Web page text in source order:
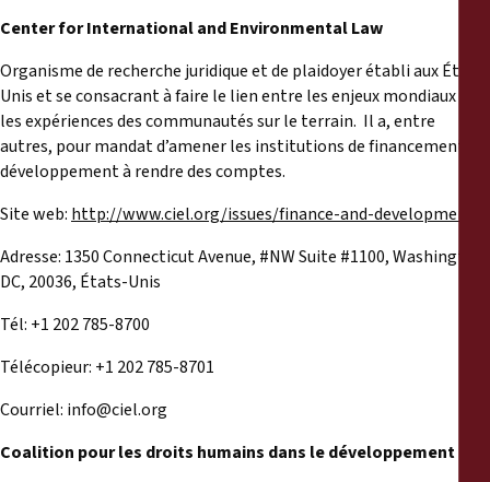
Center for International and Environmental Law
Organisme de recherche juridique et de plaidoyer établi aux États-
Unis et se consacrant à faire le lien entre les enjeux mondiaux et
les expériences des communautés sur le terrain. Il a, entre
autres, pour mandat d’amener les institutions de financement du
développement à rendre des comptes.
Site web: http://www.ciel.org/issues/finance-and-development/
Adresse: 1350 Connecticut Avenue, #NW Suite #1100, Washington
DC, 20036, États-Unis
Tél: +1 202 785-8700
Télécopieur: +1 202 785-8701
Courriel: info@ciel.org
Coalition pour les droits humains dans le développement